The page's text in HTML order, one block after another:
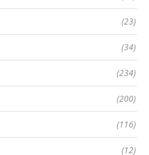
(23)
(34)
(234)
(200)
(116)
(12)